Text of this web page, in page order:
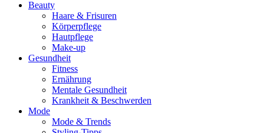
Beauty
Haare & Frisuren
Körperpflege
Hautpflege
Make-up
Gesundheit
Fitness
Ernährung
Mentale Gesundheit
Krankheit & Beschwerden
Mode
Mode & Trends